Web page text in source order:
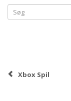
Xbox Spil